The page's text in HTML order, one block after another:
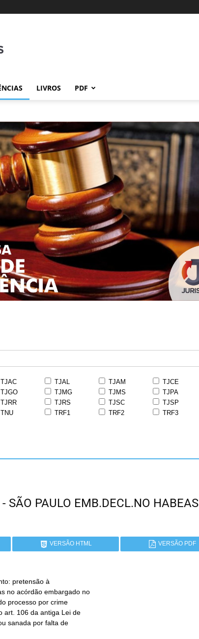
LIVROS PDF
TJAC TJAL TJAM
TJCE
TJGO TJMG TJMS
TJPA
TJRR TJRS TJSC
TJSP
TNU TRF1 TRF2
TRF3
SÃO PAULO EMB.DECL.NO HABEAS
VERSÃO HTML VERSÃO PDF
pretensão à